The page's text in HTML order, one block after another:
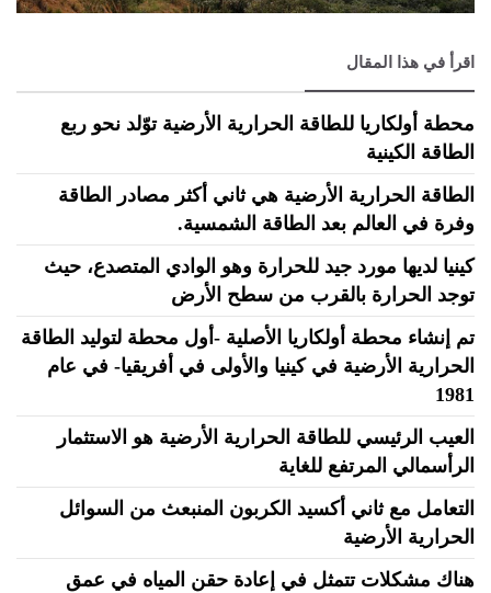
اقرأ في هذا المقال
محطة أولكاريا للطاقة الحرارية الأرضية توّلد نحو ربع
الطاقة الكينية
الطاقة الحرارية الأرضية هي ثاني أكثر مصادر الطاقة
وفرة في العالم بعد الطاقة الشمسية.
كينيا لديها مورد جيد للحرارة وهو الوادي المتصدع، حيث
توجد الحرارة بالقرب من سطح الأرض
تم إنشاء محطة أولكاريا الأصلية -أول محطة لتوليد الطاقة
الحرارية الأرضية في كينيا والأولى في أفريقيا- في عام
1981
العيب الرئيسي للطاقة الحرارية الأرضية هو الاستثمار
الرأسمالي المرتفع للغاية
التعامل مع ثاني أكسيد الكربون المنبعث من السوائل
الحرارية الأرضية
هناك مشكلات تتمثل في إعادة حقن المياه في عمق